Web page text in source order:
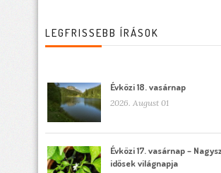
LEGFRISSEBB ÍRÁSOK
Évközi 18. vasárnap
2026. August 01
Évközi 17. vasárnap –
idősek világnapja